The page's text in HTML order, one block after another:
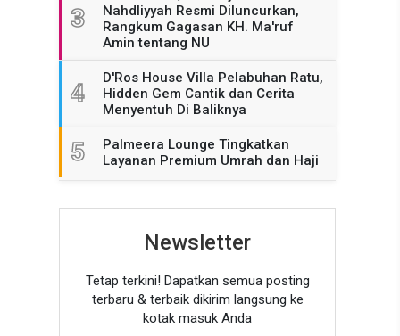
3
Nahdliyyah Resmi Diluncurkan,
Rangkum Gagasan KH. Ma'ruf
Amin tentang NU
4
D'Ros House Villa Pelabuhan Ratu,
Hidden Gem Cantik dan Cerita
Menyentuh Di Baliknya
5
Palmeera Lounge Tingkatkan
Layanan Premium Umrah dan Haji
Newsletter
Tetap terkini! Dapatkan semua posting
terbaru & terbaik dikirim langsung ke
kotak masuk Anda